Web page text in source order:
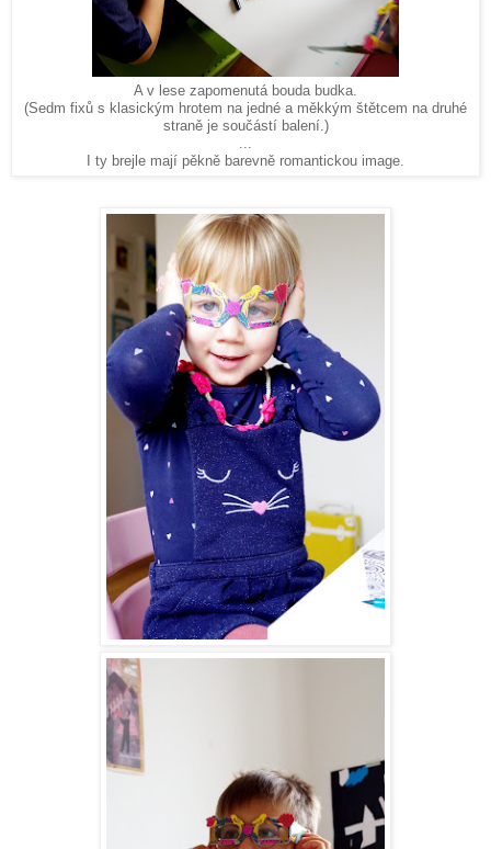
A v lese zapomenutá bouda budka.
(Sedm fixů s klasickým hrotem na jedné a měkkým štětcem na druhé
straně je součástí balení.)
I ty brejle mají pěkně barevně romantickou image.